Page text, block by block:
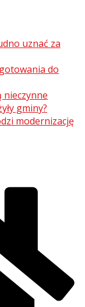
uznać za
do
nieczynne
gminy?
modernizację